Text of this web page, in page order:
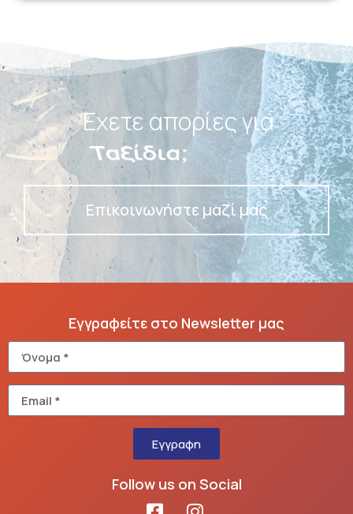
Έχετε απορίες για
Πακέτα;
Επικοινωνήστε μαζί μας
Εγγραφείτε στο Newsletter μας
Εγγραφη
Follow us on Social